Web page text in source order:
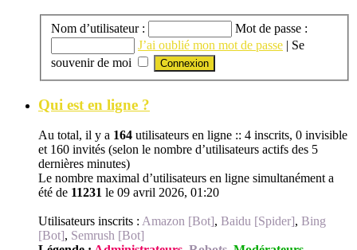
Nom d’utilisateur :
Mot de passe :
J’ai oublié mon mot de passe | Se
souvenir de moi
Qui est en ligne ?
Au total, il y a 164 utilisateurs en ligne :: 4 inscrits, 0 invisible
et 160 invités (selon le nombre d’utilisateurs actifs des 5
dernières minutes)
Le nombre maximal d’utilisateurs en ligne simultanément a
été de 11231 le 09 avril 2026, 01:20
Utilisateurs inscrits : Amazon [Bot], Baidu [Spider], Bing
[Bot], Semrush [Bot]